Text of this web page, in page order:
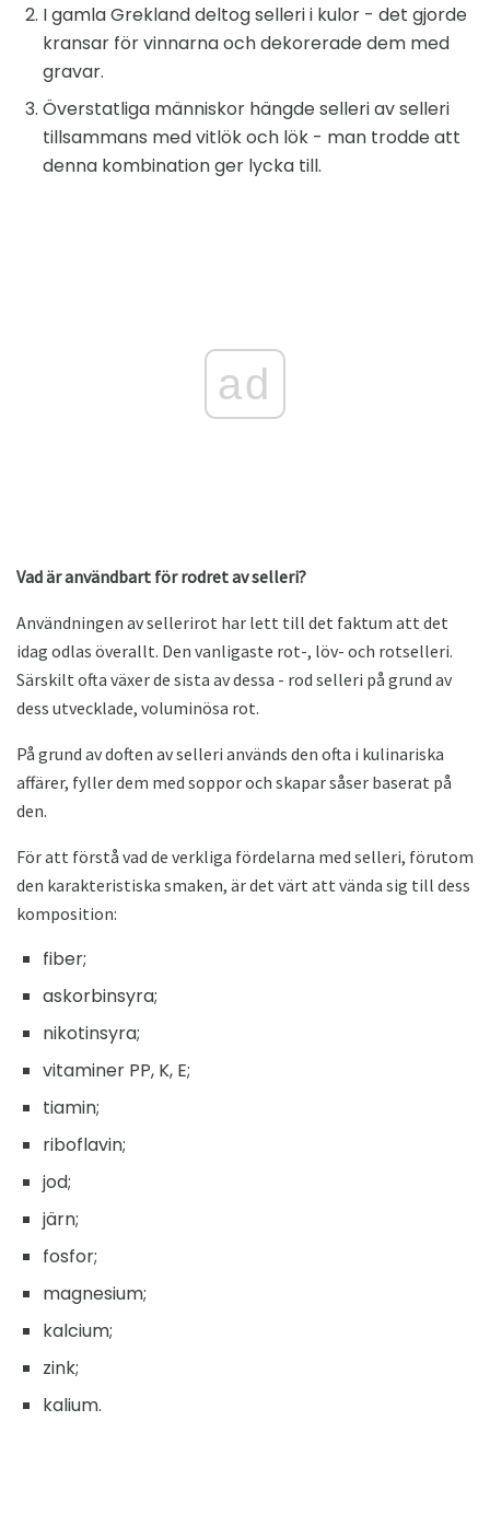
I gamla Grekland deltog selleri i kulor - det gjorde
kransar för vinnarna och dekorerade dem med
gravar.
Överstatliga människor hängde selleri av selleri
tillsammans med vitlök och lök - man trodde att
denna kombination ger lycka till.
ad
Vad är användbart för rodret av selleri?
Användningen av sellerirot har lett till det faktum att det
idag odlas överallt. Den vanligaste rot-, löv- och rotselleri.
Särskilt ofta växer de sista av dessa - rod selleri på grund av
dess utvecklade, voluminösa rot.
På grund av doften av selleri används den ofta i kulinariska
affärer, fyller dem med soppor och skapar såser baserat på
den.
För att förstå vad de verkliga fördelarna med selleri, förutom
den karakteristiska smaken, är det värt att vända sig till dess
komposition:
fiber;
askorbinsyra;
nikotinsyra;
vitaminer PP, K, E;
tiamin;
riboflavin;
jod;
järn;
fosfor;
magnesium;
kalcium;
zink;
kalium.